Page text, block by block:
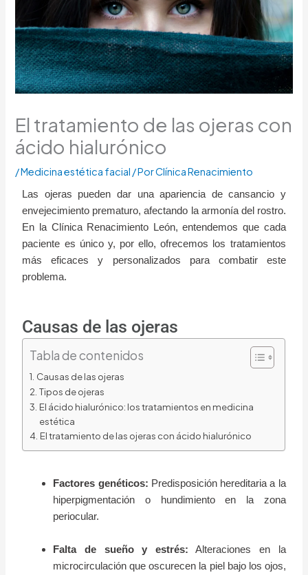
El tratamiento de las ojeras con
ácido hialurónico
/Medicina estética facial / PorClínica Renacimiento
Las ojeras pueden dar una apariencia de cansancio y
envejecimiento prematuro, afectando la armonía del rostro.
En la Clínica Renacimiento León, entendemos que cada
paciente es único y, por ello, ofrecemos los tratamientos
más eficaces y personalizados para combatir este
problema.
Causas de las ojeras
Tabla de contenidos
Causas de las ojeras
Tipos de ojeras
El ácido hialurónico: los tratamientos en medicina
estética
El tratamiento de las ojeras con ácido hialurónico
Factores genéticos: Predisposición hereditaria a la
hiperpigmentación o hundimiento en la zona
periocular.
Falta de sueño y estrés: Alteraciones en la
microcirculación que oscurecen la piel bajo los ojos,